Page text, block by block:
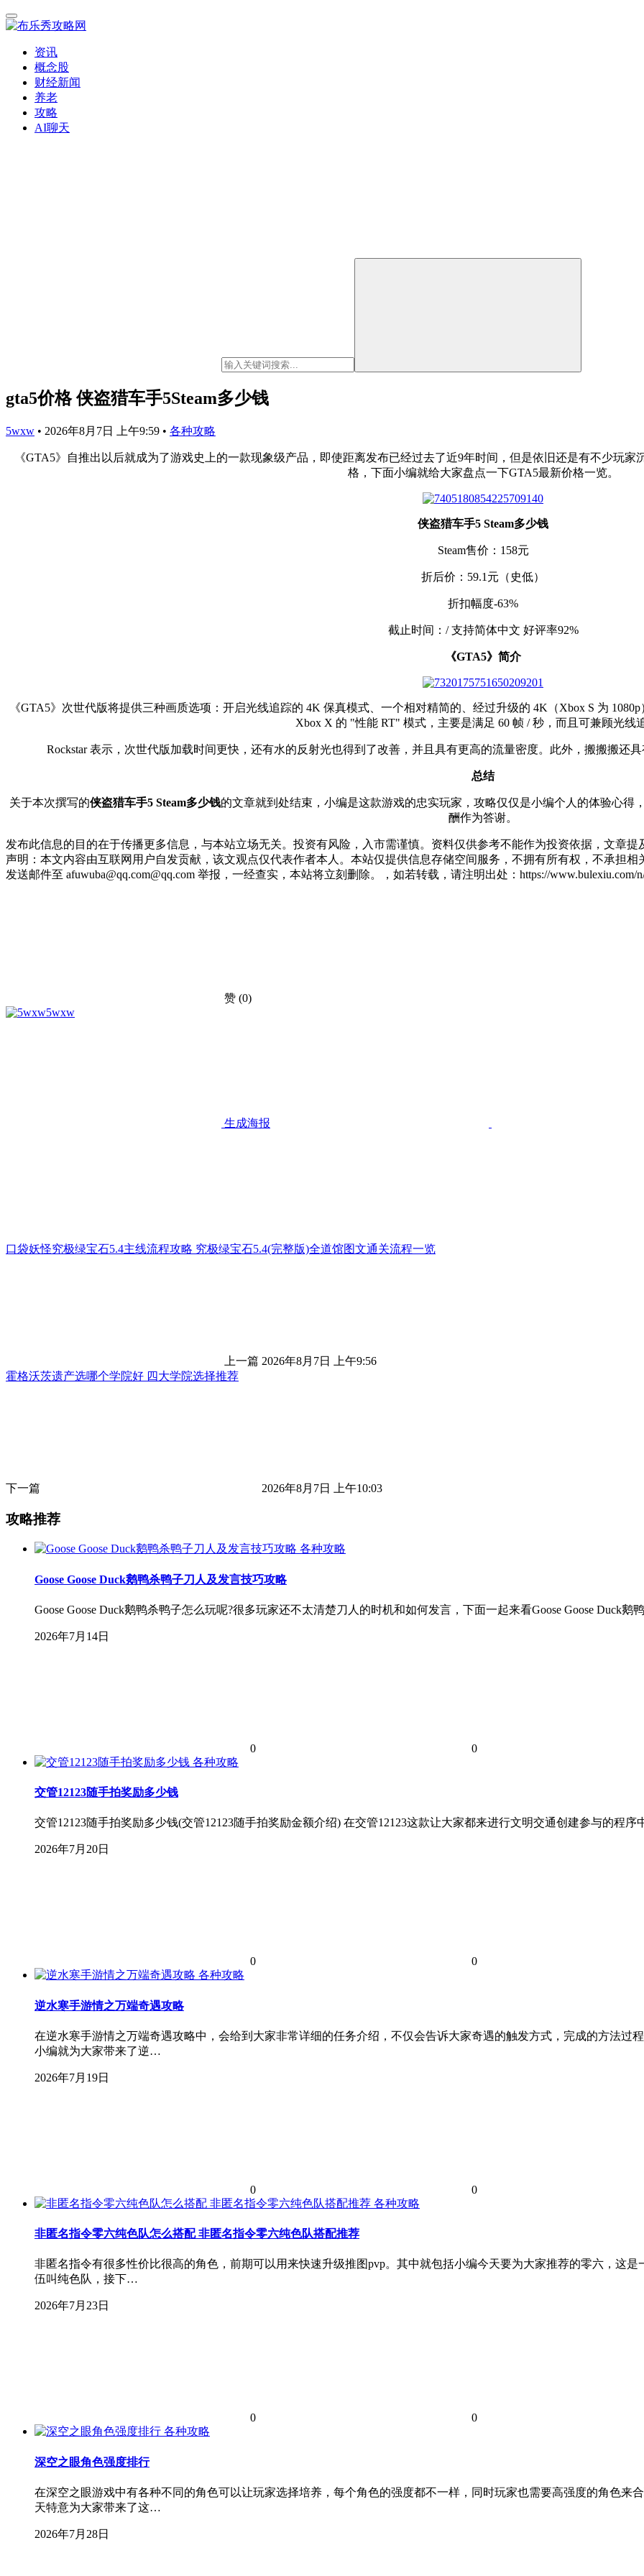
资讯
概念股
财经新闻
养老
攻略
AI聊天
gta5价格 侠盗猎车手5Steam多少钱
5wxw • 2026年8月7日 上午9:59 • 各种攻略
《GTA5》自推出以后就成为了游戏史上的一款现象级产品，即使距离发布已经过去了近9年时间，但是依旧还是有不少玩
格，下面小编就给大家盘点一下GTA5最新价格一览。
侠盗猎车手5 Steam多少钱
Steam售价：158元
折后价：59.1元（史低）
折扣幅度-63%
截止时间：/ 支持简体中文 好评率92%
《GTA5》简介
《GTA5》次世代版将提供三种画质选项：开启光线追踪的 4K 保真模式、一个相对精简的、经过升级的 4K（Xbox S 为
Xbox X 的 "性能 RT" 模式，主要是满足 60 帧 / 秒，而且可兼顾光线
Rockstar 表示，次世代版加载时间更快，还有水的反射光也得到了改善，并且具有更高的流量密度。此外，搬搬搬还
总结
关于本次撰写的侠盗猎车手5 Steam多少钱的文章就到处结束，小编是这款游戏的忠实玩家，攻略仅仅是小编个人的体验心
酬作为答谢。
发布此信息的目的在于传播更多信息，与本站立场无关。投资有风险，入市需谨慎。资料仅供参考不能作为投资依据，文章
声明：本文内容由互联网用户自发贡献，该文观点仅代表作者本人。本站仅提供信息存储空间服务，不拥有所有权，不承担
发送邮件至 afuwuba@qq.com@qq.com 举报，一经查实，本站将立刻删除。，如若转载，请注明出处：https://www.bulexiu.com/
赞 (0)
5wxw
生成海报
口袋妖怪究极绿宝石5.4主线流程攻略 究极绿宝石5.4(完整版)全道馆图文通关流程一览
上一篇 2026年8月7日 上午9:56
霍格沃茨遗产选哪个学院好 四大学院选择推荐
下一篇 2026年8月7日 上午10:03
攻略推荐
各种攻略
Goose Goose Duck鹅鸭杀鸭子刀人及发言技巧攻略
Goose Goose Duck鹅鸭杀鸭子怎么玩呢?很多玩家还不太清楚刀人的时机和如何发言，下面一起来看Goose Goose Duck
2026年7月14日
0
0
各种攻略
交管12123随手拍奖励多少钱
交管12123随手拍奖励多少钱(交管12123随手拍奖励金额介绍) 在交管12123这款让大家都来进行文明交通创建参与的程
2026年7月20日
0
0
各种攻略
逆水寒手游情之万端奇遇攻略
在逆水寒手游情之万端奇遇攻略中，会给到大家非常详细的任务介绍，不仅会告诉大家奇遇的触发方式，完成的方法过
小编就为大家带来了逆…
2026年7月19日
0
0
各种攻略
非匿名指令零六纯色队怎么搭配 非匿名指令零六纯色队搭配推荐
非匿名指令有很多性价比很高的角色，前期可以用来快速升级推图pvp。其中就包括小编今天要为大家推荐的零六，这
伍叫纯色队，接下…
2026年7月23日
0
0
各种攻略
深空之眼角色强度排行
在深空之眼游戏中有各种不同的角色可以让玩家选择培养，每个角色的强度都不一样，同时玩家也需要高强度的角色来
天特意为大家带来了这…
2026年7月28日